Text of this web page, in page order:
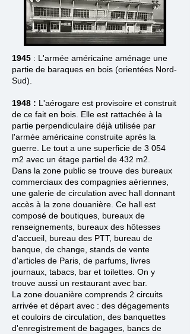
1945 : L'armée américaine aménage une
partie de baraques en bois (orientées Nord-
Sud).
1948 : L'aérogare est provisoire et construit
de ce fait en bois. Elle est rattachée à la
partie perpendiculaire déjà utilisée par
l'armée américaine construite après la
guerre. Le tout a une superficie de 3 054
m2 avec un étage partiel de 432 m2.
Dans la zone public se trouve des bureaux
commerciaux des compagnies aériennes,
une galerie de circulation avec hall donnant
accès à la zone douanière. Ce hall est
composé de boutiques, bureaux de
renseignements, bureaux des hôtesses
d'accueil, bureau des PTT, bureau de
banque, de change, stands de vente
d'articles de Paris, de parfums, livres
journaux, tabacs, bar et toilettes. On y
trouve aussi un restaurant avec bar.
La zone douanière comprends 2 circuits
arrivée et départ avec : des dégagements
et couloirs de circulation, des banquettes
d'enregistrement de bagages, bancs de